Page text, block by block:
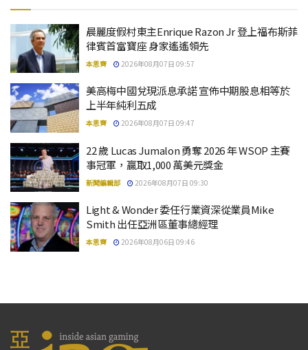
晨麗度假村東主Enrique Razon Jr 登上福布斯菲
律賓首富寶座 身家遙遙領先
本思齊 2026年08月07日 09:57
美高梅中國兌現派息承諾 宣佈中期股息相等於
上半年純利五成
本思齊 2026年08月07日 09:47
22 歲 Lucas Jumalon 勇奪 2026 年 WSOP 主賽
事冠軍，贏取1,000 萬美元獎金
新聞編輯部 2026年08月07日 09:30
Light & Wonder 委任行業資深從業員Mike
Smith 出任亞洲區董事總經理
本思齊 2026年08月06日 09:46